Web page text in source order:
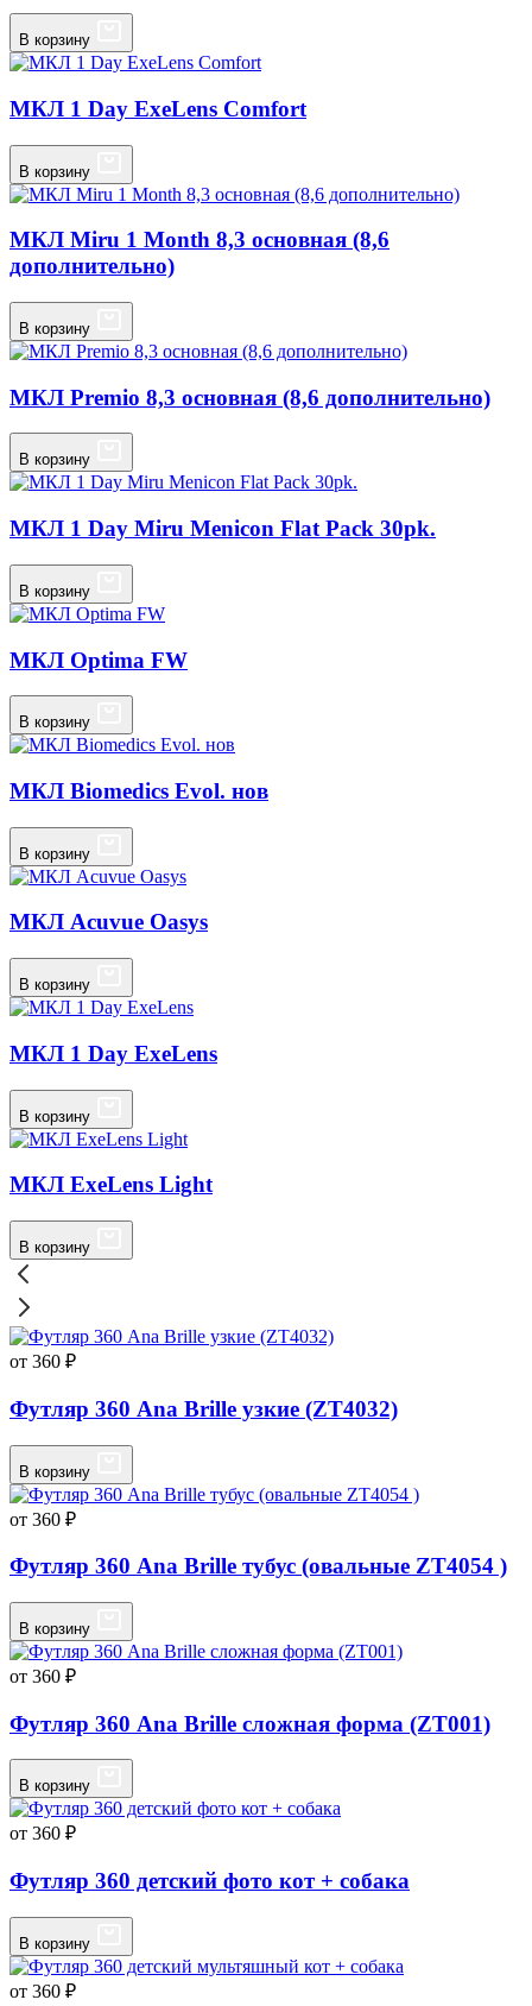
В корзину
МКЛ 1 Day ExeLens Comfort
В корзину
МКЛ Miru 1 Month 8,3 основная (8,6
дополнительно)
В корзину
МКЛ Premio 8,3 основная (8,6 дополнительно)
В корзину
МКЛ 1 Day Miru Menicon Flat Pack 30pk.
В корзину
МКЛ Optima FW
В корзину
МКЛ Biomedics Evol. нов
В корзину
МКЛ Acuvue Oasys
В корзину
МКЛ 1 Day ExeLens
В корзину
МКЛ ExeLens Light
В корзину
от 360 ₽
Футляр 360 Ana Brille узкие (ZT4032)
В корзину
от 360 ₽
Футляр 360 Ana Brille тубус (овальные ZT4054 )
В корзину
от 360 ₽
Футляр 360 Ana Brille сложная форма (ZT001)
В корзину
от 360 ₽
Футляр 360 детский фото кот + собака
В корзину
от 360 ₽